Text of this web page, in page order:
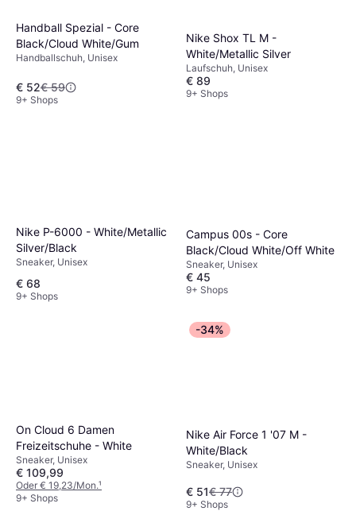
Handball Spezial - Core
Black/Cloud White/Gum
Handballschuh, Unisex
€ 52€ 59
9+ Shops
Nike Shox TL M -
White/Metallic Silver
Laufschuh, Unisex
€ 89
9+ Shops
Nike P-6000 - White/Metallic
Silver/Black
Sneaker, Unisex
€ 68
9+ Shops
Campus 00s - Core
Black/Cloud White/Off White
Sneaker, Unisex
€ 45
9+ Shops
On Cloud 6 Damen
Freizeitschuhe - White
Sneaker, Unisex
€ 109,99
Oder € 19,23/Mon.¹
9+ Shops
-34%
Nike Air Force 1 '07 M -
White/Black
Sneaker, Unisex
€ 51€ 77
9+ Shops